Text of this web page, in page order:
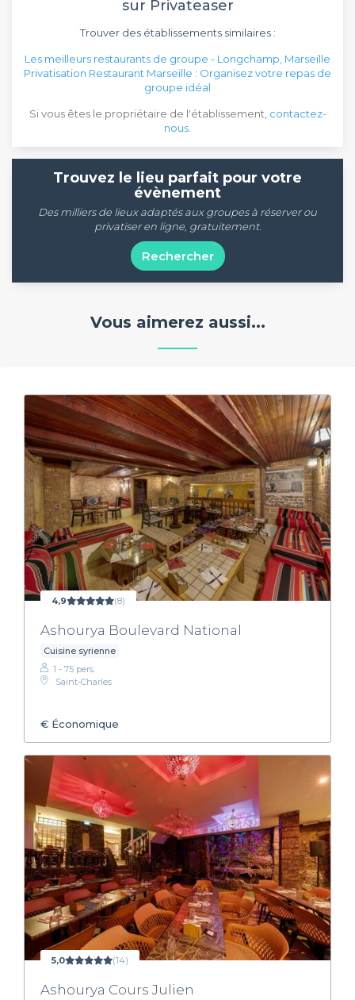
sur Privateaser
Trouver des établissements similaires :
Les meilleurs restaurants de groupe - Longchamp, Marseille
Privatisation Restaurant Marseille : Organisez votre repas de
groupe idéal
Si vous êtes le propriétaire de l'établissement, contactez-
nous
Trouvez le lieu parfait pour votre
évènement
Des milliers de lieux adaptés aux groupes à réserver ou
privatiser en ligne, gratuitement.
Rechercher
Vous aimerez aussi...
4,9 (8)
Ashourya Boulevard National
Cuisine syrienne
1 - 75 pers.
Saint-Charles
€ Économique
5,0 (14)
Ashourya Cours Julien